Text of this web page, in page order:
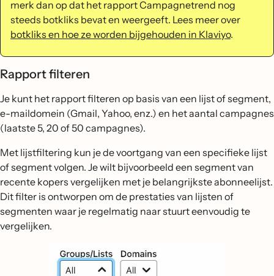
merk dan op dat het rapport Campagnetrend nog
steeds botkliks bevat en weergeeft. Lees meer over
botkliks en hoe ze worden bijgehouden in Klaviyo.
Rapport filteren
Je kunt het rapport filteren op basis van een lijst of segment,
e-maildomein (Gmail, Yahoo, enz.) en het aantal campagnes
(laatste 5, 20 of 50 campagnes).
Met lijstfiltering kun je de voortgang van een specifieke lijst
of segment volgen. Je wilt bijvoorbeeld een segment van
recente kopers vergelijken met je belangrijkste abonneelijst.
Dit filter is ontworpen om de prestaties van lijsten of
segmenten waar je regelmatig naar stuurt eenvoudig te
vergelijken.